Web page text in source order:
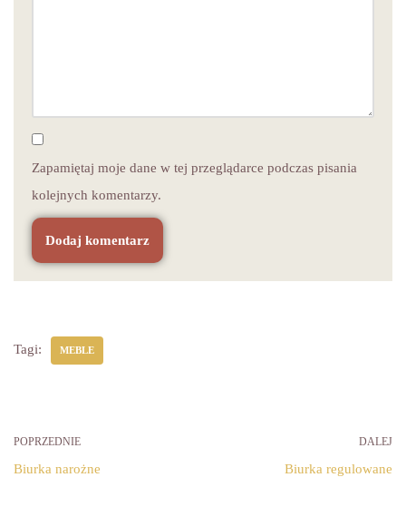
Zapamiętaj moje dane w tej przeglądarce podczas pisania
kolejnych komentarzy.
Tagi: MEBLE
POPRZEDNIE
Biurka narożne
DALEJ
Biurka regulowane